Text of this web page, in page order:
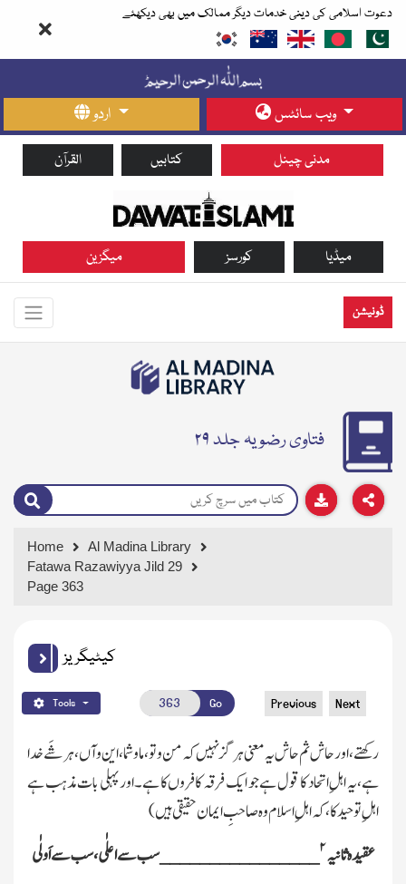
دعوت اسلامی کی دینی خدمات دیگر ممالک میں بھی دیکھئے
اردو ویب سائٹس
القرآن کتابیں مدنی چینل
میگزین کورسز میڈیا
ڈونیشن
فتاوی رضویہ جلد ۲۹
Home
Al Madina Library
Fatawa Razawiyya Jild 29
Page 363
کیٹیگریز
Tools Go Previous Next
رکھتے،اور حاش ثم حاش یہ معنی ہر گز نہیں کہ من و تو،ماوشما،این وآں،ہر شَے خدا
ہے،یہ اہلِ اتحاد کا قول ہے جو ایك فرقہ کافروں کا ہے۔اور پہلی بات مذہب ہے
اہلِ توحید کا،کہ اہلِ اسلام وہ صاحبِ ایمان حقیقی ہیں)
عقیدہ ثانیہ۲________________سب سے اعلٰی،سب سے اَولٰی